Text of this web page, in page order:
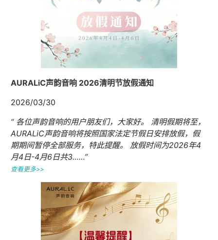
AURALiC声韵音响 2026清明节放假通知
2026/03/30
“ 各位声韵音响的用户朋友们，大家好。 清明假期将至，
AURALiC声韵音响将按照国家法定节假日安排放假，假
期期间暂停全部服务，特此提醒。 放假时间为2026年4
月4日-4月6日共3……”
查看更多>>